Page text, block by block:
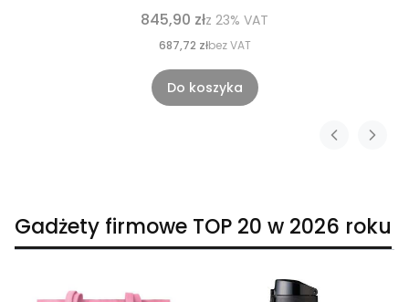
845,90 złz 23% VAT
687,72 złbez VAT
Do koszyka
Gadżety firmowe TOP 20 w 2026 roku